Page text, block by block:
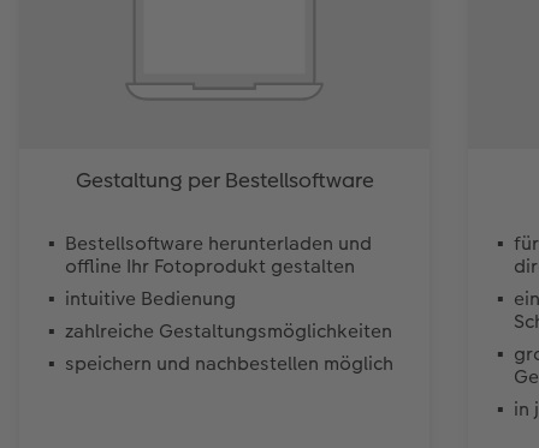
Gestaltung per Bestellsoftware
Bestellsoftware herunterladen und
offline Ihr Fotoprodukt gestalten
intuitive Bedienung
zahlreiche Gestaltungsmöglichkeiten
speichern und nachbestellen möglich
in